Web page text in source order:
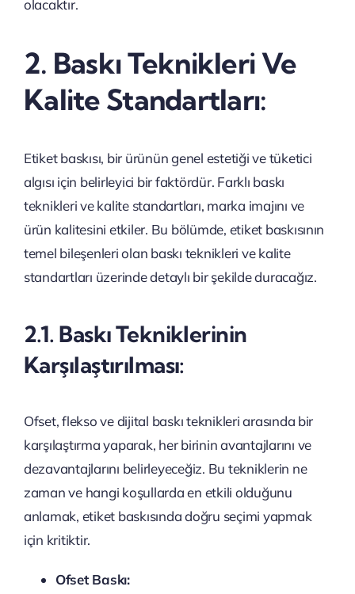
olacaktır.
2. Baskı Teknikleri Ve
Kalite Standartları:
Etiket baskısı, bir ürünün genel estetiği ve tüketici
algısı için belirleyici bir faktördür. Farklı baskı
teknikleri ve kalite standartları, marka imajını ve
ürün kalitesini etkiler. Bu bölümde, etiket baskısının
temel bileşenleri olan baskı teknikleri ve kalite
standartları üzerinde detaylı bir şekilde duracağız.
2.1. Baskı Tekniklerinin
Karşılaştırılması:
Ofset, flekso ve dijital baskı teknikleri arasında bir
karşılaştırma yaparak, her birinin avantajlarını ve
dezavantajlarını belirleyeceğiz. Bu tekniklerin ne
zaman ve hangi koşullarda en etkili olduğunu
anlamak, etiket baskısında doğru seçimi yapmak
için kritiktir.
Ofset Baskı: